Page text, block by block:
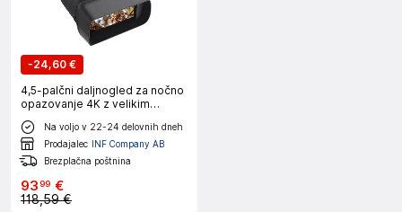
-24,60 €
4,5-palčni daljnogled za nočno
opazovanje 4K z velikim
zaslonom in snemanjem HD
Na voljo v 22-24 delovnih dneh
Prodajalec INF Company AB
Brezplačna poštnina
9399 €
118,59 €